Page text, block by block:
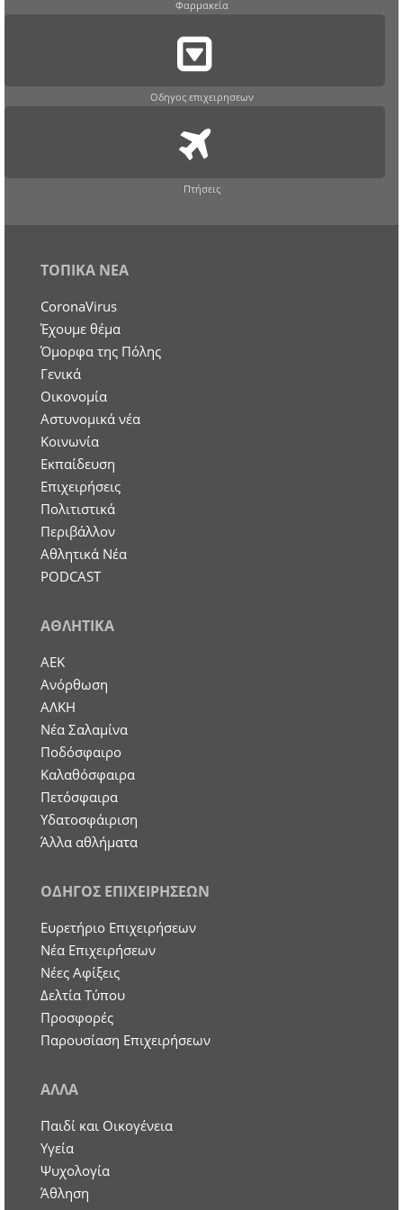
Φαρμακεία
Οδηγος επιχειρησεων
Πτήσεις
ΤΟΠΙΚΑ ΝΕΑ
CoronaVirus
Έχουμε θέμα
Όμορφα της Πόλης
Γενικά
Οικονομία
Aστυνομικά νέα
Κοινωνία
Εκπαίδευση
Επιχειρήσεις
Πολιτιστικά
Περιβάλλον
Αθλητικά Νέα
PODCAST
ΑΘΛΗΤΙΚΑ
ΑΕΚ
Ανόρθωση
ΑΛΚΗ
Νέα Σαλαμίνα
Ποδόσφαιρο
Καλαθόσφαιρα
Πετόσφαιρα
Υδατοσφάιριση
Άλλα αθλήματα
ΟΔΗΓΟΣ ΕΠΙΧΕΙΡΗΣΕΩΝ
Ευρετήριο Επιχειρήσεων
Nέα Επιχειρήσεων
Νέες Αφίξεις
Δελτία Τύπου
Προσφορές
Παρουσίαση Επιχειρήσεων
ΑΛΛΑ
Παιδί και Οικογένεια
Υγεία
Ψυχολογία
Άθληση